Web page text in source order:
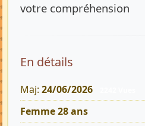
votre compréhension
En détails
Maj: 24/06/2026
Femme 28 ans